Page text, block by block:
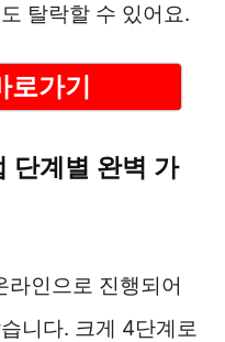
탈락할 수 있어요.
가기
단계별 완벽 가
라인으로 진행되어
니다. 크게 4단계로